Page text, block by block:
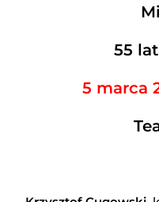
55
5 marca